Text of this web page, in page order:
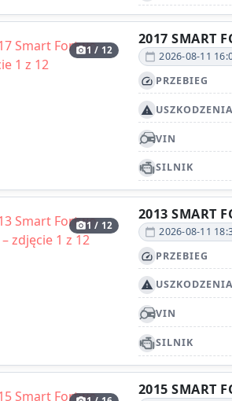
photo_camera1 / 12
2017 SMART
calendar_today 2026-08-11
speed PRZEBIEG
report_problem USZKODZENIA
VIN
SILNIK
photo_camera1 / 12
2013 SMART
calendar_today 2026-08-11
speed PRZEBIEG
report_problem USZKODZENIA
VIN
SILNIK
2015 SMART